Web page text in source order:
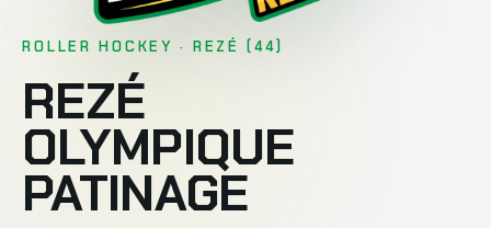
ROLLER HOCKEY · REZÉ (44)
REZÉ
OLYMPIQUE
PATINAGE